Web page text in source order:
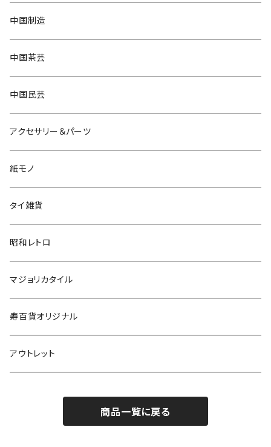
中国制造
中国茶芸
中国民芸
アクセサリー＆パーツ
紙モノ
タイ雑貨
昭和レトロ
マジョリカタイル
寿百貨オリジナル
アウトレット
商品一覧に戻る